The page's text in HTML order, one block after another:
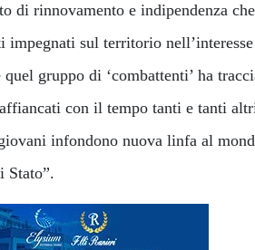
di rinnovamento e indipendenza
impegnati sul territorio
gruppo di ‘combattenti’ ha
con il tempo tanti e tanti
infondono nuova linfa al
Stato”.